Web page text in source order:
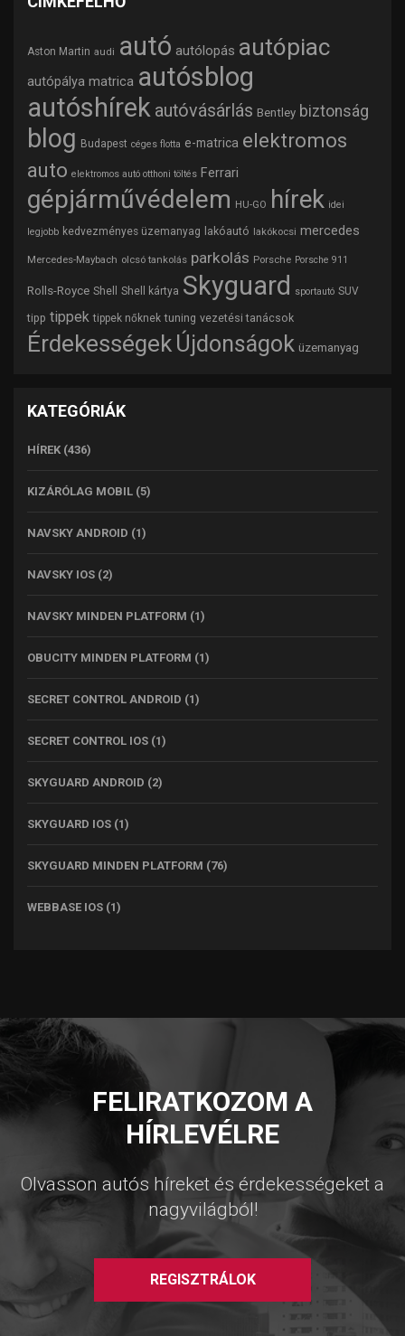
Aston Martin audi autó autólopás autópiac
autópálya matrica autósblog
autóshírek autóvásárlás Bentley biztonság
blog Budapest céges flotta e-matrica elektromos
auto elektromos autó otthoni töltés Ferrari
gépjárművédelem HU-GO hírek idei
legjobb kedvezményes üzemanyag lakóautó lakókocsi mercedes
Mercedes-Maybach olcsó tankolás parkolás Porsche Porsche 911
Rolls-Royce Shell Shell kártya Skyguard sportautó SUV
tipp tippek tippek nőknek tuning vezetési tanácsok
Érdekességek Újdonságok üzemanyag
KATEGÓRIÁK
HÍREK (436)
KIZÁRÓLAG MOBIL (5)
NAVSKY ANDROID (1)
NAVSKY IOS (2)
NAVSKY MINDEN PLATFORM (1)
OBUCITY MINDEN PLATFORM (1)
SECRET CONTROL ANDROID (1)
SECRET CONTROL IOS (1)
SKYGUARD ANDROID (2)
SKYGUARD IOS (1)
SKYGUARD MINDEN PLATFORM (76)
WEBBASE IOS (1)
FELIRATKOZOM A
HÍRLEVÉLRE
Olvasson autós híreket és érdekességeket a
nagyvilágból!
REGISZTRÁLOK